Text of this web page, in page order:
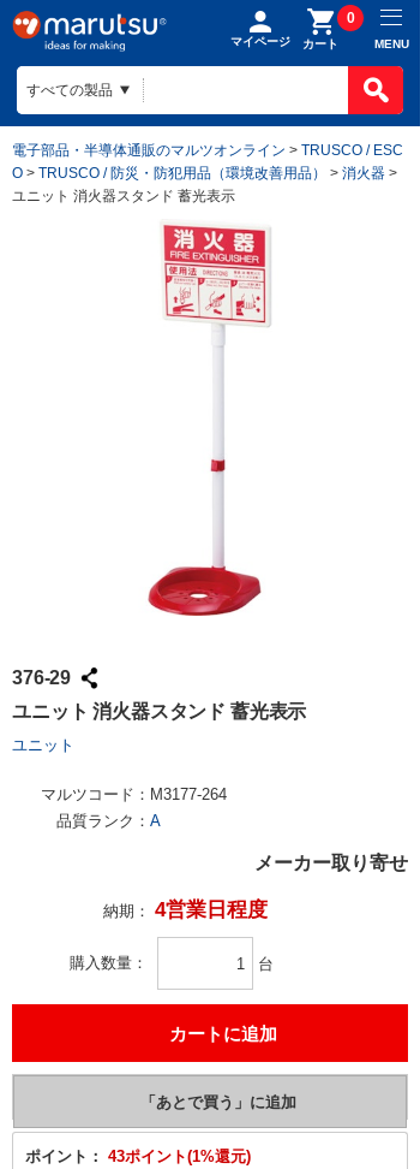
マイページ カート
0
MENU
電子部品・半導体通販のマルツオンライン > TRUSCO / ESC
O > TRUSCO / 防災・防犯用品（環境改善用品） > 消火器 >
ユニット 消火器スタンド 蓄光表示
376-29
ユニット 消火器スタンド 蓄光表示
ユニット
マルツコード： M3177-264
品質ランク： A
メーカー取り寄せ
納期： 4営業日程度
購入数量 台
ポイント： 43ポイント(1%還元)